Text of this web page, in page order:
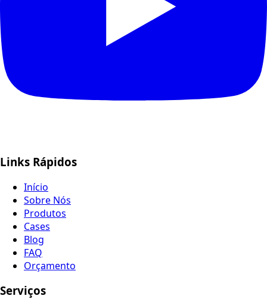
Links Rápidos
Início
Sobre Nós
Produtos
Cases
Blog
FAQ
Orçamento
Serviços